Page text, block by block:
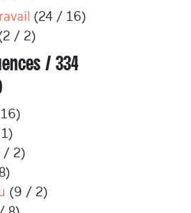
(24 / 16)
/ 2)
/ 334
/ 2)
(9 / 2)